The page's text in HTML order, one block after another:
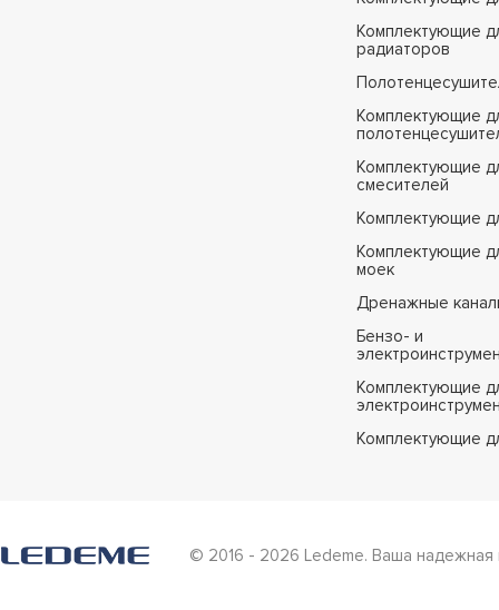
Комплектующие
радиаторов
Комплектующие
Комплектующие
смесителей
Комплектующие
Комплектующие
моек
Дренажные
Бензо- и
Комплектующие
Комплектующие
© 2016 - 2026 Ledeme. Ваша